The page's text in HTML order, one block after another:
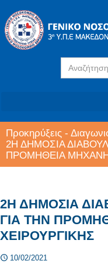
Search
for:
Προκηρύξεις -
2Η ΔΗΜΟΣΙΑ
ΠΡΟΜΗΘΕΙΑ
2Η ΔΗΜΟΣΙΑ
ΓΙΑ ΤΗΝ
ΧΕΙΡΟΥΡΓΙΚΗΣ
10/02/2021